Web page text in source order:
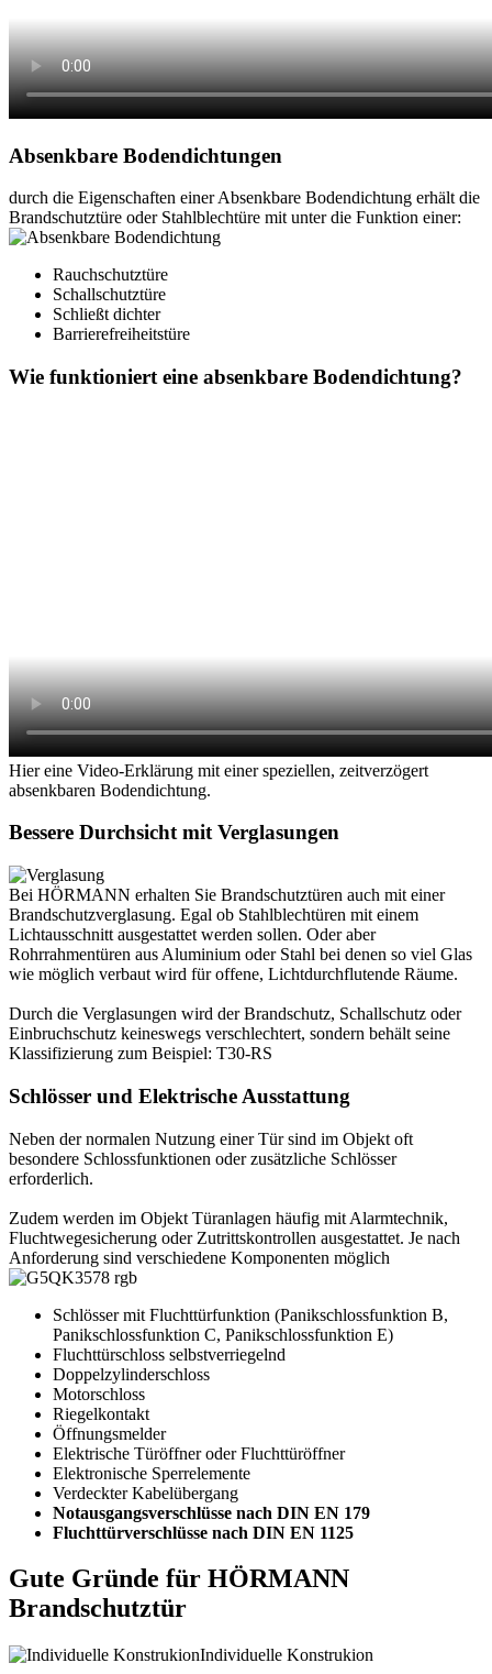
Absenkbare Bodendichtungen
durch die Eigenschaften einer Absenkbare Bodendichtung erhält die
Brandschutztüre oder Stahlblechtüre mit unter die Funktion einer:
Rauchschutztüre
Schallschutztüre
Schließt dichter
Barrierefreiheitstüre
Wie funktioniert eine absenkbare Bodendichtung?
Hier eine Video-Erklärung mit einer speziellen, zeitverzögert
absenkbaren Bodendichtung.
Bessere Durchsicht mit Verglasungen
Bei HÖRMANN erhalten Sie Brandschutztüren auch mit einer
Brandschutzverglasung. Egal ob Stahlblechtüren mit einem
Lichtausschnitt ausgestattet werden sollen. Oder aber
Rohrrahmentüren aus Aluminium oder Stahl bei denen so viel Glas
wie möglich verbaut wird für offene, Lichtdurchflutende Räume.
Durch die Verglasungen wird der Brandschutz, Schallschutz oder
Einbruchschutz keineswegs verschlechtert, sondern behält seine
Klassifizierung zum Beispiel: T30-RS
Schlösser und Elektrische Ausstattung
Neben der normalen Nutzung einer Tür sind im Objekt oft
besondere Schlossfunktionen oder zusätzliche Schlösser
erforderlich.
Zudem werden im Objekt Türanlagen häufig mit Alarmtechnik,
Fluchtwegesicherung oder Zutrittskontrollen ausgestattet. Je nach
Anforderung sind verschiedene Komponenten möglich
Schlösser mit Fluchttürfunktion (Panikschlossfunktion B,
Panikschlossfunktion C, Panikschlossfunktion E)
Fluchttürschloss selbstverriegelnd
Doppelzylinderschloss
Motorschloss
Riegelkontakt
Öffnungsmelder
Elektrische Türöffner oder Fluchttüröffner
Elektronische Sperrelemente
Verdeckter Kabelübergang
Notausgangsverschlüsse nach DIN EN 179
Fluchttürverschlüsse nach DIN EN 1125
Gute Gründe für HÖRMANN
Brandschutztür
Individuelle Konstrukion